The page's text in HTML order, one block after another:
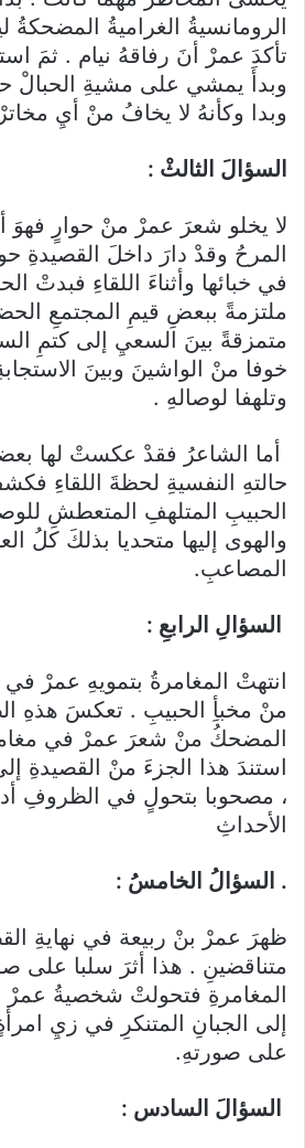
الرومانسيةُ الغراميةُ المضحكةُ
تأكدَ عمرْ أنَ رفاقهُ نيام . ثمَ
وبدأَ يمشي على مشيةِ الحبالْ
وبدا وكأنهُ لا يخافُ منْ أيِ
السؤالَ الثالثْ :
لا يخلو شعرَ عمرْ منْ حوارٍ
المرحُ وقدْ دارَ داخلَ القصيدةِ
في خبائها وأثناءَ اللقاءِ فبدتْ
ملتزمةً ببعضِ قيمِ المجتمعِ
متمزقةً بينَ السعيِ إلى كتمِ
خوفا منْ الواشينَ وبينَ
وتلهفا لوصالهِ .
أما الشاعرُ فقدْ عكستْ لها
حالتهِ النفسيةِ لحظةَ اللقاءِ
الحبيبِ المتلهفِ المتعطشِ
والهوى إليها متحديا بذلكَ كلُ
المصاعبِ.
السؤالِ الرابعِ :
انتهتْ المغامرةُ بتمويهِ عمرْ
منْ مخبأِ الحبيبِ . تعكسَ هذهِ
المضحكُ منْ شعرَ عمرْ في
استندَ هذا الجزءَ منْ القصيدةِ
، مصحوبا بتحولٍ في الظروفِ
الأحداثِ
. السؤالُ الخامسُ :
ظهرَ عمرْ بنْ ربيعة في نهايةِ
متناقضينِ . هذا أثرَ سلبا على
المغامرةِ فتحولتْ شخصيةُ عمرْ
إلى الجبانِ المتنكرِ في زيِ
على صورتهِ.
السؤالَ السادس :